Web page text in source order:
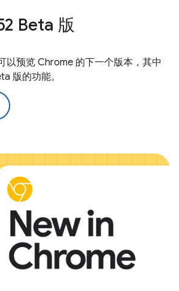
Beta 版
以预览 Chrome 的下一个版本，其中
版的功能。